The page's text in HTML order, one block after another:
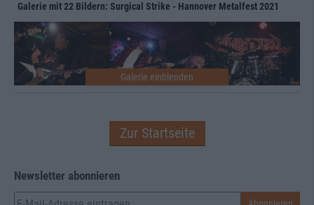
Galerie mit 22 Bildern: Surgical Strike - Hannover Metalfest 2021
Zur Startseite
Newsletter abonnieren